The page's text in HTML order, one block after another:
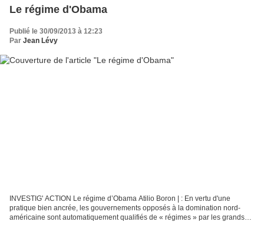
Le régime d'Obama
Publié le 30/09/2013 à 12:23
Par Jean Lévy
INVESTIG' ACTION Le régime d’Obama Atilio Boron | : En vertu d'une
pratique bien ancrée, les gouvernements opposés à la domination nord-
américaine sont automatiquement qualifiés de « régimes » par les grands